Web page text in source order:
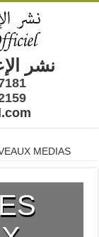
نشر
MEDIAS